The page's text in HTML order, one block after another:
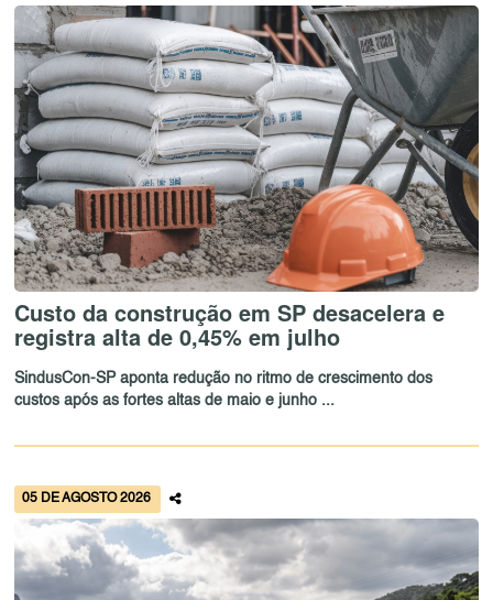
Custo da construção em SP desacelera e
registra alta de 0,45% em julho
SindusCon-SP aponta redução no ritmo de crescimento dos
custos após as fortes altas de maio e junho ...
05 DE AGOSTO 2026